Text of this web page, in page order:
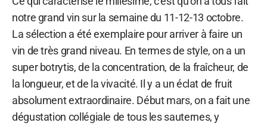
notre grand vin sur la semaine du 11-12-13 octobre.
La sélection a été exemplaire pour arriver à faire un
vin de très grand niveau. En termes de style, on a un
super botrytis, de la concentration, de la fraîcheur, de
la longueur, et de la vivacité. Il y a un éclat de fruit
absolument extraordinaire. Début mars, on a fait une
dégustation collégiale de tous les sauternes, y